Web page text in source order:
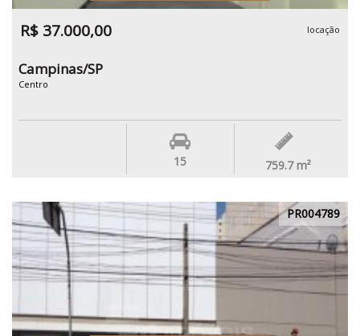
R$ 37.000,00 locação
Campinas/SP
Centro
15 759.7 m²
PR004789